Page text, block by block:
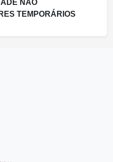
NÃO
TEMPORÁRIOS